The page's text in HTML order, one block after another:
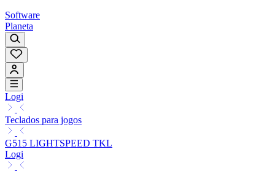
Software
Planeta
Logi
Teclados para jogos
G515 LIGHTSPEED TKL
Logi